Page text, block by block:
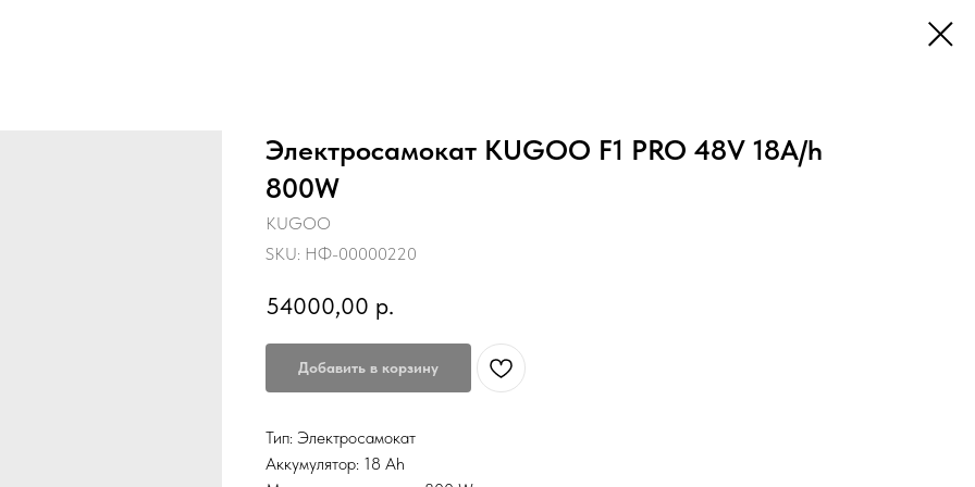
Электросамокат KUGOO F1 PRO 48V 18A/h
800W
KUGOO
SKU: НФ-00000220
54000,00 р.
Добавить в корзину
Тип: Электросамокат
Аккумулятор: 18 Ah